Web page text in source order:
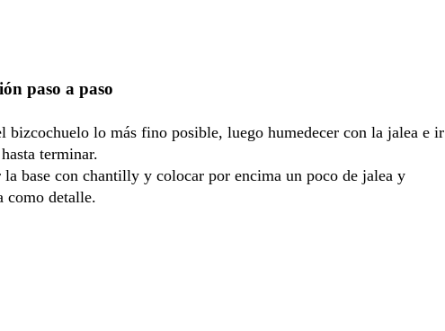
paso a paso
bizcochuelo lo más fino posible, luego humedecer con la jalea e ir
terminar.
la base con chantilly y colocar por encima un poco de jalea y
como detalle.